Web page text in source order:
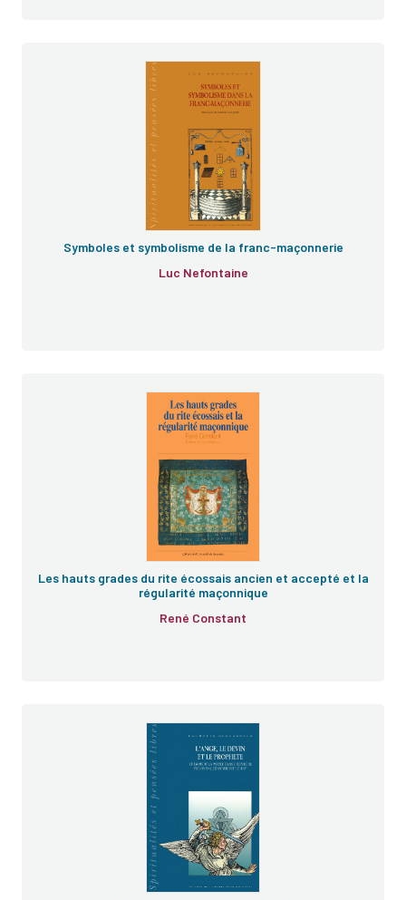
Symboles et symbolisme de la franc-maçonnerie
Luc Nefontaine
Les hauts grades du rite écossais ancien et accepté et la
régularité maçonnique
René Constant